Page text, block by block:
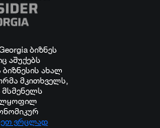
ბიზნეს
აშუქებს
ახალ
მკითხველს,
ვრცლად